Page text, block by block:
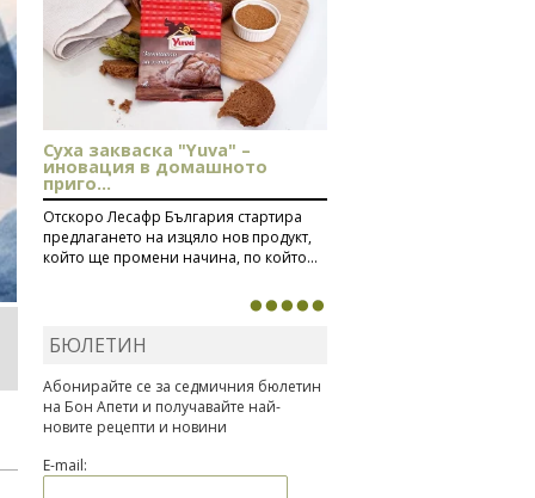
Суха закваска "Yuva" –
иновация в домашното
приго...
Отскоро Лесафр България стартира
предлагането на изцяло нов продукт,
който ще промени начина, по който...
БЮЛЕТИН
Абонирайте се за седмичния бюлетин
на Бон Апети и получавайте най-
новите рецепти и новини
E-mail: